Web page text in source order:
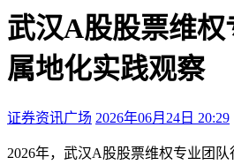
武汉A股股票维权
属地化实践观察
证券资讯广场 2026年06月24日 20:29
2026年，武汉A股股票维权专业团